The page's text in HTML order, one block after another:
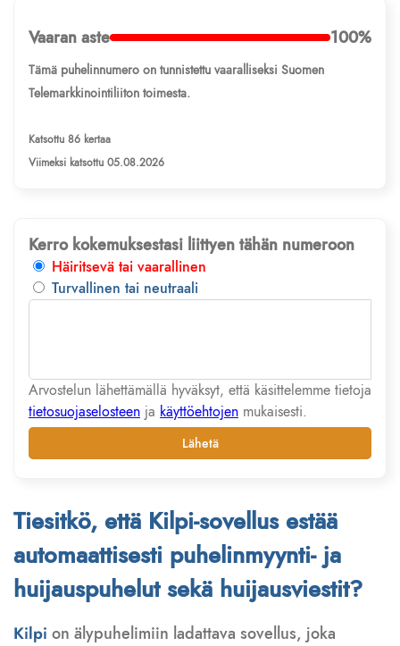
Vaaran aste 100%
Tämä puhelinnumero on tunnistettu vaaralliseksi Suomen
Telemarkkinointiliiton toimesta.
Katsottu 86 kertaa
Viimeksi katsottu 05.08.2026
Kerro kokemuksestasi liittyen tähän numeroon
Häiritsevä tai vaarallinen
Turvallinen tai neutraali
Arvostelun lähettämällä hyväksyt, että käsittelemme tietoja
tietosuojaselosteen ja käyttöehtojen mukaisesti.
Lähetä
Tiesitkö, että Kilpi-sovellus estää
automaattisesti puhelinmyynti- ja
huijauspuhelut sekä huijausviestit?
Kilpi on älypuhelimiin ladattava sovellus, joka